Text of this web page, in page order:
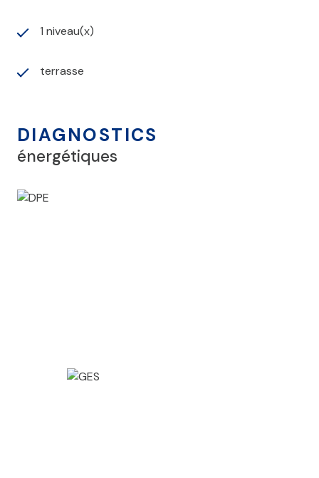
1 niveau(x)
terrasse
DIAGNOSTICS
énergétiques